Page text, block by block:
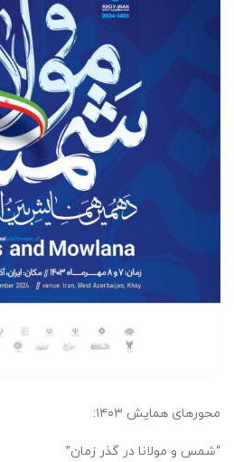
محورهای همایش ۱۴۰۳:
“شمس و مولانا در گذر زمان”